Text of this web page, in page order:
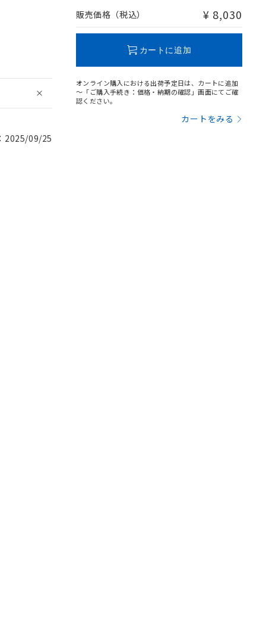
2025/09/25
販売価格（税込） ¥ 8,030
カートに追加
オンライン購入における出荷予定日は、カートに追加
～「ご購入手続き：価格・納期の確認」画面にてご確
認ください。
カートをみる
供させていただ
了承ください。
き作成されるも
をご了承くださ
御機器販売店・
ようお願いしま
ズにご登録され
社の共同利用者
です。
ありません。
です。
ず変更すること
1000ppm以下、
下、フタル酸ジブチ
はありません。
、
ない年数を意
貨物等」とい
可)を取得する
要な手段を講じ
通知します。
、取り引きをい
ムロン制御